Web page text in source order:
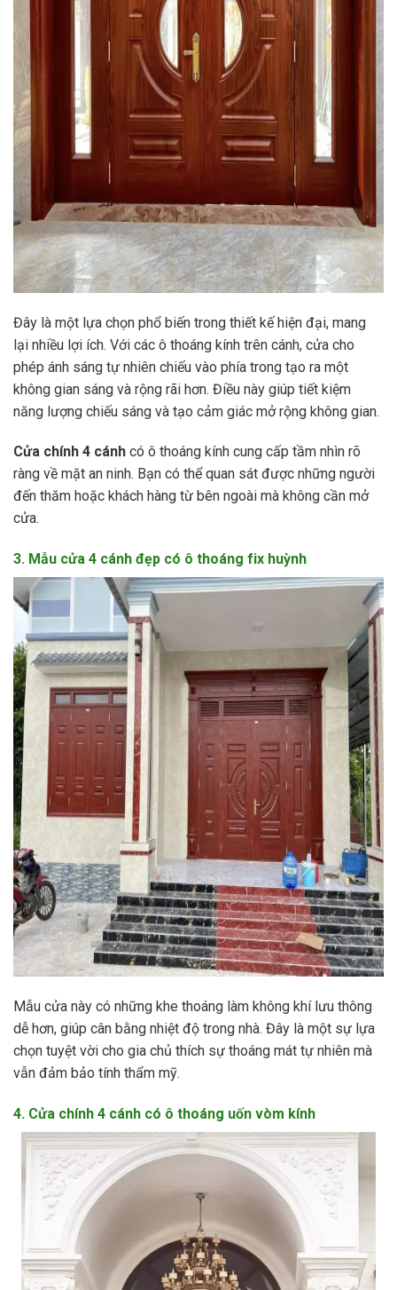
Đây là một lựa chọn phổ biến trong thiết kế hiện đại, mang
lại nhiều lợi ích. Với các ô thoáng kính trên cánh, cửa cho
phép ánh sáng tự nhiên chiếu vào phía trong tạo ra một
không gian sáng và rộng rãi hơn. Điều này giúp tiết kiệm
năng lượng chiếu sáng và tạo cảm giác mở rộng không gian.
Cửa chính 4 cánh có ô thoáng kính cung cấp tầm nhìn rõ
ràng về mặt an ninh. Bạn có thể quan sát được những người
đến thăm hoặc khách hàng từ bên ngoài mà không cần mở
cửa.
3. Mẫu cửa 4 cánh đẹp có ô thoáng fix huỳnh
Mẫu cửa này có những khe thoáng làm không khí lưu thông
dễ hơn, giúp cân bằng nhiệt độ trong nhà. Đây là một sự lựa
chọn tuyệt vời cho gia chủ thích sự thoáng mát tự nhiên mà
vẫn đảm bảo tính thẩm mỹ.
4. Cửa chính 4 cánh có ô thoáng uốn vòm kính